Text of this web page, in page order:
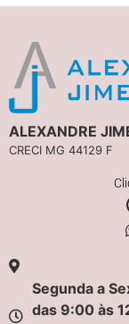
ALEXANDRE
CRECI MG 44129 F
Segunda a
das 9:00 às